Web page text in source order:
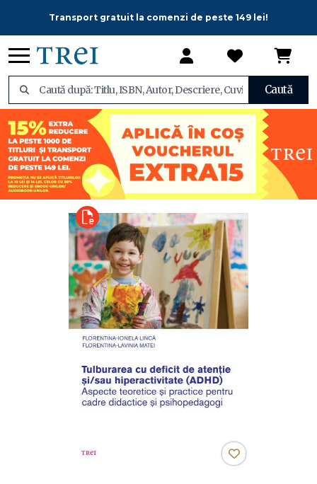
Transport gratuit la comenzi de peste 149 lei!
Caută